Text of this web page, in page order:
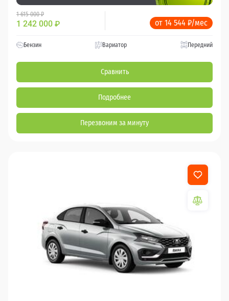
1 615 000 ₽
1 242 000 ₽ от 14 544 ₽/мес
Бензин Вариатор Передний
Сравнить
Подробнее
Перезвоним за минуту